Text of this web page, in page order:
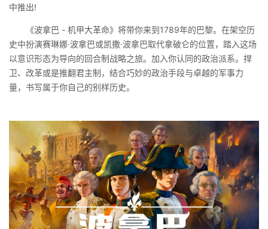
中推出!
《波拿巴 - 机甲大革命》将带你来到1789年的巴黎。在架空历
史中扮演赛琳娜·波拿巴或凯撒·波拿巴取代拿破仑的位置，踏入这场
以意识形态为导向的回合制战略之旅。加入你认同的政治派系。捍
卫、改革或是推翻君主制，结合巧妙的政治手段与卓越的军事力
量，书写属于你自己的别样历史。